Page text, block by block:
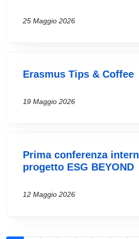
25 Maggio 2026
Erasmus Tips & Coffee
19 Maggio 2026
Prima conferenza
progetto ESG BEYOND
12 Maggio 2026